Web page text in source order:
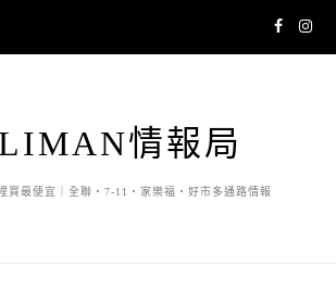
情報局
買最便宜｜全聯・7-11・家樂福・好市多通路情報